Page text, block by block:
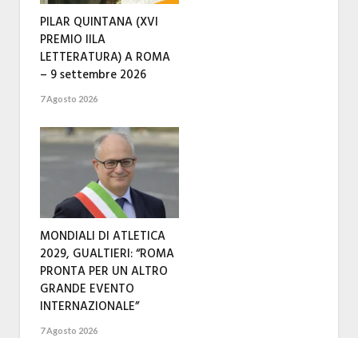
PILAR QUINTANA (XVI
PREMIO IILA
LETTERATURA) A ROMA
– 9 settembre 2026
7 Agosto 2026
MONDIALI DI ATLETICA
2029, GUALTIERI: “ROMA
PRONTA PER UN ALTRO
GRANDE EVENTO
INTERNAZIONALE”
7 Agosto 2026